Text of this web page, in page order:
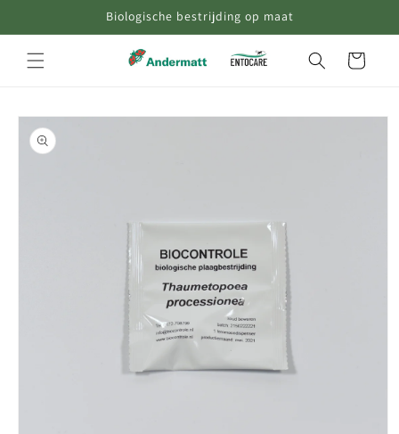
Biologische bestrijding op maat
Winkelwagen
direct naar